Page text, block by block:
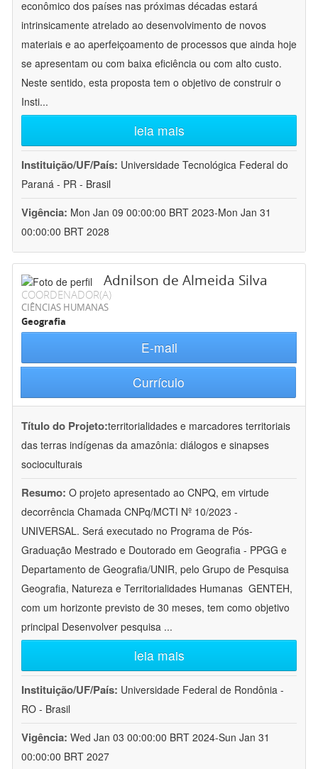
econômico dos países nas próximas décadas estará
intrinsicamente atrelado ao desenvolvimento de novos
materiais e ao aperfeiçoamento de processos que ainda hoje
se apresentam ou com baixa eficiência ou com alto custo.
Neste sentido, esta proposta tem o objetivo de construir o
Insti...
leia mais
Instituição/UF/País: Universidade Tecnológica Federal do
Paraná - PR - Brasil
Vigência: Mon Jan 09 00:00:00 BRT 2023-Mon Jan 31
00:00:00 BRT 2028
Adnilson de Almeida Silva
COORDENADOR(A)
CIÊNCIAS HUMANAS
Geografia
E-mail
Currículo
Título do Projeto:territorialidades e marcadores territoriais
das terras indígenas da amazônia: diálogos e sinapses
socioculturais
Resumo: O projeto apresentado ao CNPQ, em virtude
decorrência Chamada CNPq/MCTI Nº 10/2023 -
UNIVERSAL. Será executado no Programa de Pós-
Graduação Mestrado e Doutorado em Geografia - PPGG e
Departamento de Geografia/UNIR, pelo Grupo de Pesquisa
Geografia, Natureza e Territorialidades Humanas  GENTEH,
com um horizonte previsto de 30 meses, tem como objetivo
principal Desenvolver pesquisa ...
leia mais
Instituição/UF/País: Universidade Federal de Rondônia -
RO - Brasil
Vigência: Wed Jan 03 00:00:00 BRT 2024-Sun Jan 31
00:00:00 BRT 2027